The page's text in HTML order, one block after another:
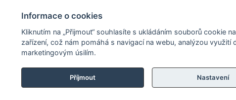
textilu. Více než 15 000
do kuchyně i do koupelny, látky v
textilní galanterii, textil pro děti,
množství dalších produktů z
Informace o cookies
Kliknutím na „Přijmout“ souhlasíte s ukládáním souborů cookie
zařízení, což nám pomáhá s navigací na webu, analýzou využití
marketingovým úsilím.
Příjmout Nastavení